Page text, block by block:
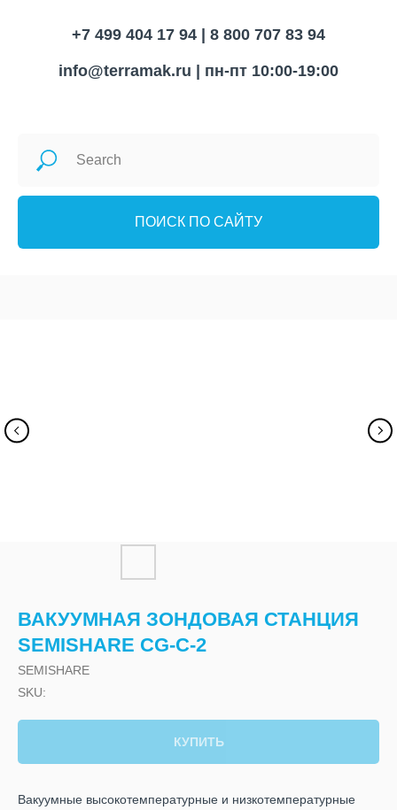
+7 499 404 17 94 | 8 800 707 83 94
info@terramak.ru | пн-пт 10:00-19:00
ПОИСК ПО САЙТУ
ВАКУУМНАЯ ЗОНДОВАЯ СТАНЦИЯ
SEMISHARE CG-C-2
SEMISHARE
SKU:
КУПИТЬ
Вакуумные высокотемпературные и низкотемпературные